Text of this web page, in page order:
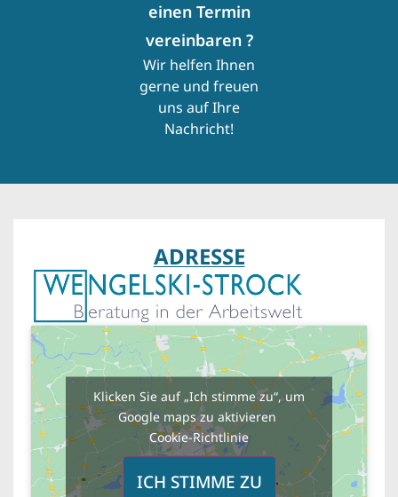
einen Termin
vereinbaren ?
Wir helfen Ihnen
gerne und freuen
uns auf Ihre
Nachricht!
ADRESSE
Klicken Sie auf „Ich stimme zu“, um
Google maps zu aktivieren
Cookie-Richtlinie
ICH STIMME ZU